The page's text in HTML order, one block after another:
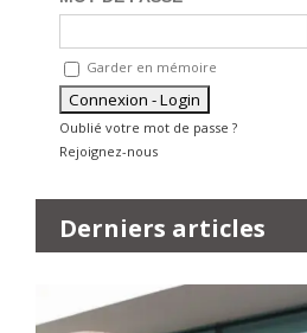
Garder en mémoire
Oublié votre mot de passe ?
Rejoignez-nous
Derniers articles